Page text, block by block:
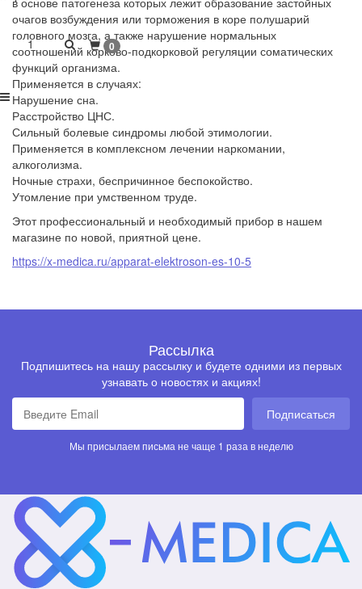
1 0
очагов возбуждения или торможения в коре полушарий
головного мозга, а также нарушение нормальных
соотношений корково-подкорковой регуляции соматических
функций организма.
Применяется в случаях:
Нарушение сна.
Расстройство ЦНС.
Сильный болевые синдромы любой этимологии.
Применяется в комплексном лечении наркомании,
алкоголизма.
Ночные страхи, беспричинное беспокойство.
Утомление при умственном труде.
Этот профессиональный и необходимый прибор в нашем
магазине по новой, приятной цене.
https://x-medica.ru/apparat-elektroson-es-10-5
Рассылка
Подпишитесь на нашу рассылку и будете одними из первых
узнавать о новостях и акциях!
Подписаться
Мы присылаем письма не чаще 1 раза в неделю